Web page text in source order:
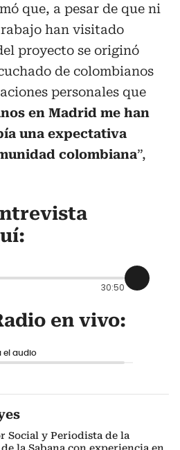
que, a pesar de que ni
han visitado
proyecto se originó
de colombianos
personales que
en Madrid me han
una expectativa
colombiana”,
30:50
en vivo:
el audio
Social y Periodista de la
la Sabana con experiencia en